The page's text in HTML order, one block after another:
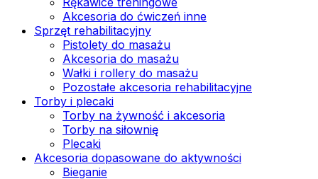
Akcesoria do ćwiczeń inne
Sprzęt rehabilitacyjny
Pistolety do masażu
Akcesoria do masażu
Wałki i rollery do masażu
Pozostałe akcesoria rehabilitacyjne
Torby i plecaki
Torby na żywność i akcesoria
Torby na siłownię
Plecaki
Akcesoria dopasowane do aktywności
Bieganie